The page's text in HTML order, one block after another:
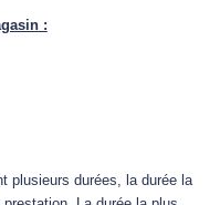
:
plusieurs durées, la durée la